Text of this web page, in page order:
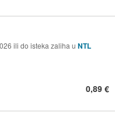
ili do isteka zaliha u NTL
0,89 €